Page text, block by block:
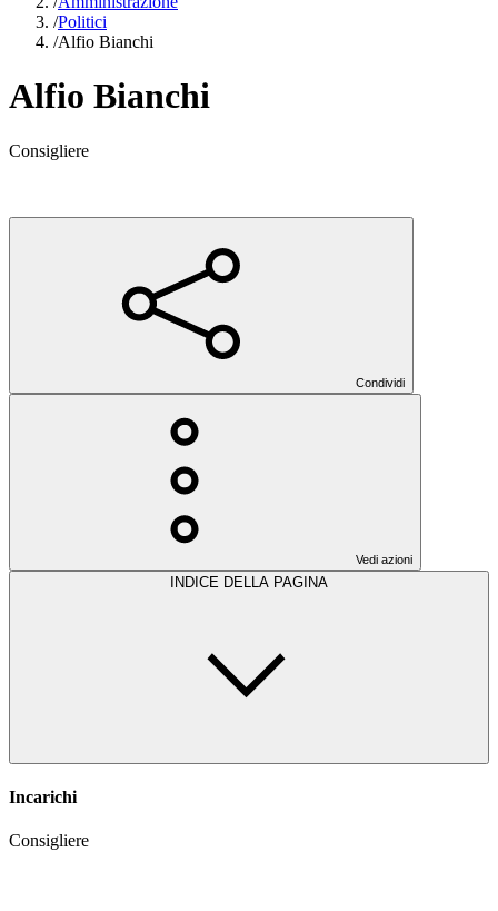
/Politici
/Alfio Bianchi
Alfio Bianchi
Consigliere
Condividi
Vedi azioni
INDICE DELLA PAGINA
Incarichi
Consigliere